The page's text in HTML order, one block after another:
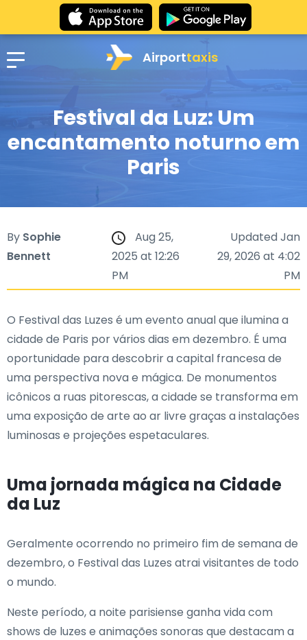
Airporttaxis
Festival da Luz: Um
encantamento noturno em
Paris
By Sophie
Bennett
Aug 25,
2025 at 12:26
PM
Updated Jan
29, 2026 at 4:02
PM
O Festival das Luzes é um evento anual que ilumina a
cidade de Paris por vários dias em dezembro. É uma
oportunidade para descobrir a capital francesa de
uma perspectiva nova e mágica. De monumentos
icônicos a ruas pitorescas, a cidade se transforma em
uma exposição de arte ao ar livre graças a instalações
luminosas e projeções espetaculares.
Uma jornada mágica na Cidade
da Luz
Geralmente ocorrendo no primeiro fim de semana de
dezembro, o Festival das Luzes atrai visitantes de todo
o mundo.
Neste período, a noite parisiense ganha vida com
shows de luzes e animações sonoras que destacam a